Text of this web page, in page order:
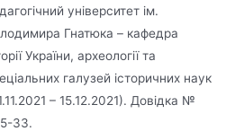
університет ім.
Гнатюка – кафедра
України, археології та
галузей історичних наук
– 15.12.2021). Довідка №
33.